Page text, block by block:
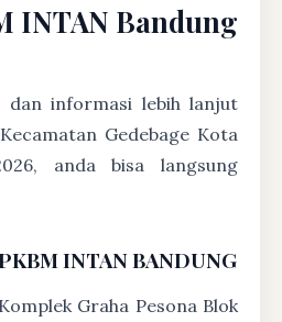
INTAN Bandung
dan informasi lebih lanjut
Gedebage Kota
anda bisa langsung
INTAN BANDUNG
Graha Pesona Blok